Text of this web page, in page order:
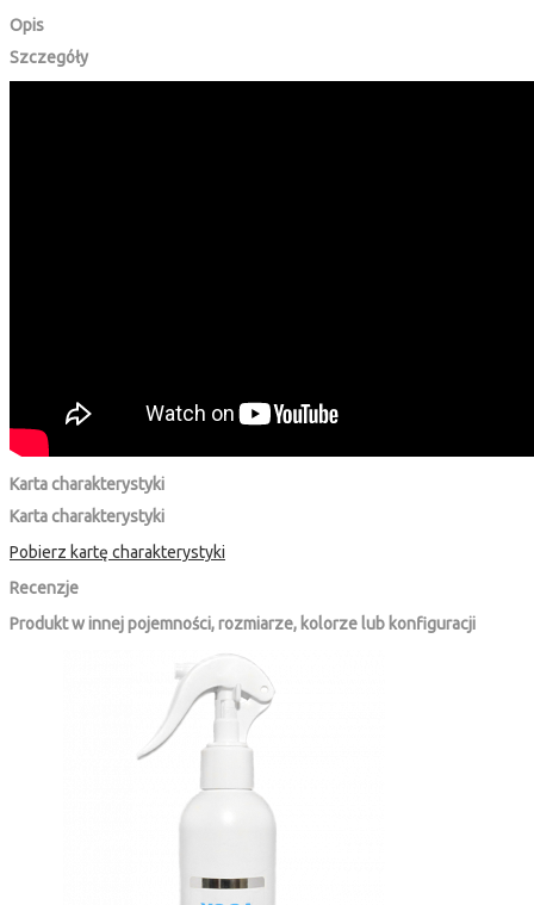
Opis
Szczegóły
Karta charakterystyki
Karta charakterystyki
Pobierz kartę charakterystyki
Recenzje
Produkt w innej pojemności, rozmiarze, kolorze lub konfiguracji